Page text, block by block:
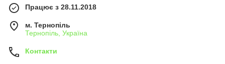
Працює з 28.11.2018
м. Тернопіль
Тернопіль, Україна
Контакти